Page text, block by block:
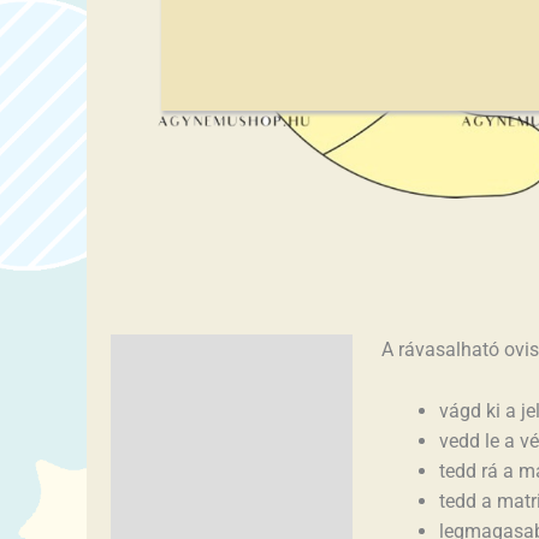
A rávasalható
vágd ki a
vedd le a
tedd rá a
tedd a